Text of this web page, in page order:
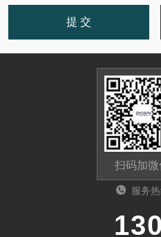
扫码加微
服务